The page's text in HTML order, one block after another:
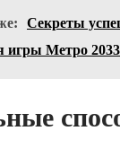
Секреты
игры Метро 2033